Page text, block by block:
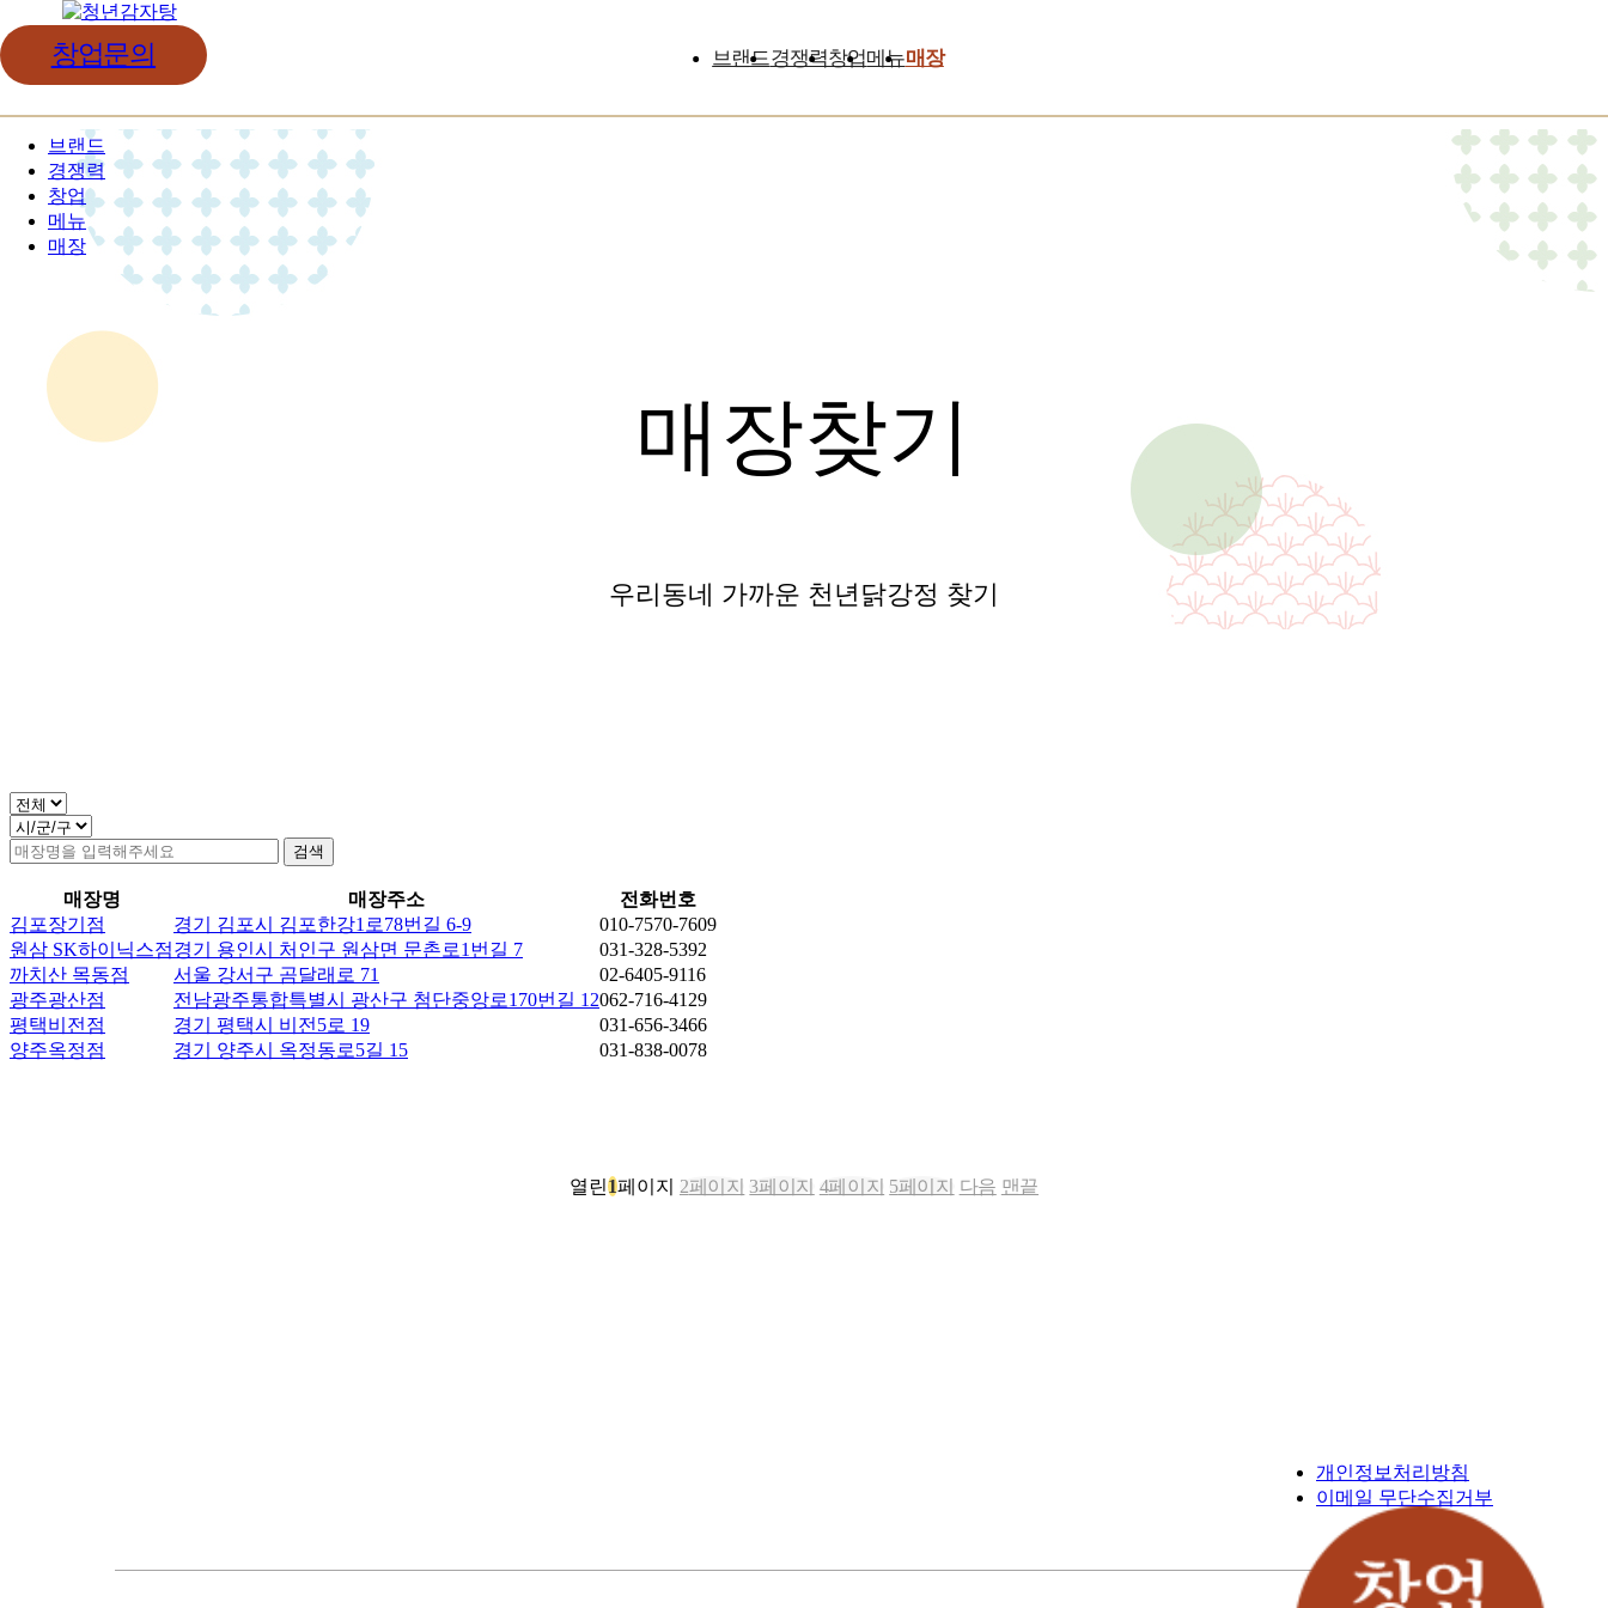
브랜드경쟁력창업메뉴매장
창업문의
브랜드
경쟁력
창업
메뉴
매장
매장찾기
우리동네 가까운 천년닭강정 찾기
검색
4km
매장명 매장주소
전화번호
김포장기점
경기 김포시 김포한강1로78번길 6-9
010-7570-7609
원삼 SK하이닉스점경기 용인시 처인구 원삼면 문촌로1번길 7
031-328-5392
까치산 목동점
서울 강서구 곰달래로 71
02-6405-9116
광주광산점
전남광주통합특별시 광산구 첨단중앙로170번길 12062-716-4129
평택비전점
경기 평택시 비전5로 19
031-656-3466
양주옥정점
경기 양주시 옥정동로5길 15 031-838-0078
열린1페이지 2페이지 3페이지 4페이지 5페이지 다음 맨끝
개인정보처리방침
이메일 무단수집거부